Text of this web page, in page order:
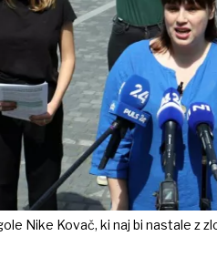
Nike Kovač, ki naj bi nastale z